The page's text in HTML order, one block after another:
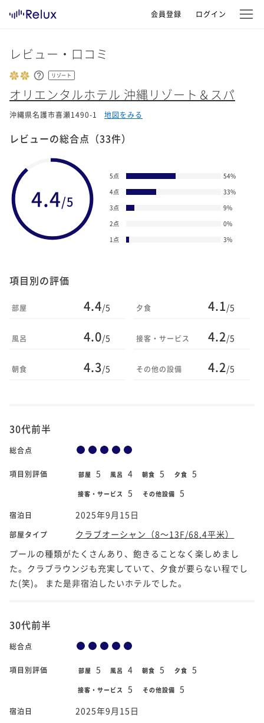
会員登録 ログイン
レビュー・口コミ
リゾート
オリエンタルホテル 沖縄リゾート＆スパ
沖縄県名護市喜瀬1490-1 地図をみる
レビューの総合点 （33件）
4.4/5
5点 54%
4点
33%
3点
9%
2点
0%
1点
3%
項目別の評価
部屋 4.4/5
風呂 4.0/5
朝食 4.3/5
夕食 4.1/5
接客・サービス 4.2/5
その他の設備 4.2/5
30代前半
総合点
項目別評価 部屋 5 風呂 4 朝食 5 夕食 5
接客・サービス 5 その他設備 5
宿泊日 2025年9月15日
部屋タイプ
クラブオーシャン（8～13F/68.4平米）
プールの種類がたくさんあり、飽きることなく楽しめまし
た。クラブラウンジも充実していて、夕食が要らない程でし
た(笑)。 また是非宿泊したいホテルでした。
30代前半
総合点
項目別評価 部屋 5 風呂 4 朝食 5 夕食 5
接客・サービス 5 その他設備 5
宿泊日 2025年9月15日